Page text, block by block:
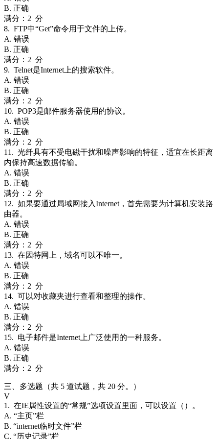
B. 正确
满分：2 分
8. FTP中“Get”命令用于文件的上传。
A. 错误
B. 正确
满分：2 分
9. Telnet是Internet上的搜索软件。
A. 错误
B. 正确
满分：2 分
10. POP3是邮件服务器使用的协议。
A. 错误
B. 正确
满分：2 分
11. 光纤具有不受电磁干扰和噪声影响的特征，适宜在长距离
内保持高速数据传输。
A. 错误
B. 正确
满分：2 分
12. 如果要通过局域网接入Internet，首先需要为计算机安装路
由器。
A. 错误
B. 正确
满分：2 分
13. 在因特网上，域名可以不唯一。
A. 错误
B. 正确
满分：2 分
14. 可以对收藏夹进行查看和整理的操作。
A. 错误
B. 正确
满分：2 分
15. 电子邮件是Internet上广泛使用的一种服务。
A. 错误
B. 正确
满分：2 分
三、多选题（共 5 道试题，共 20 分。）
V
1. 在IE属性设置的“常规”选项设置里面，可以设置（）。
A. “主页”栏
B. “internet临时文件”栏
C. “历史记录”栏